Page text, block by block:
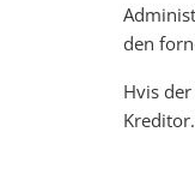
den
Hvis
Kreditor.